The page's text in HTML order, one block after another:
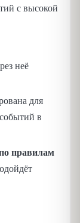
с высокой
неё
для
в
правилам